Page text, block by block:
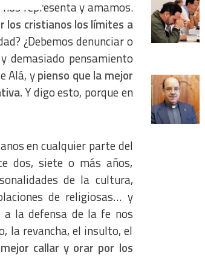
representa y amamos.
los cristianos los límites a
¿Debemos denunciar o
demasiado pensamiento
Alá, ypienso que la mejor
Y digo esto, porque en
en cualquier parte del
dos, siete o más años,
de la cultura,
de religiosas… y
a la defensa de la fe nos
la revancha, el insulto, el
callar y orar por los